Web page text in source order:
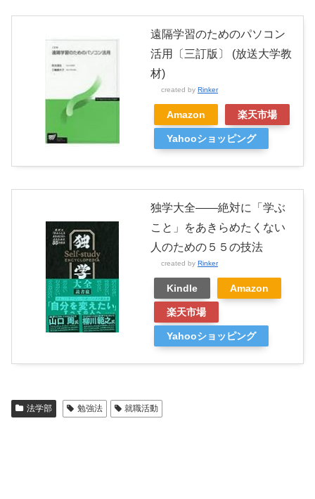
遠隔学習のためのパソコン
活用〔三訂版〕 (放送大学教
材)
created by Rinker
Amazon 楽天市場
Yahooショッピング
独学大全――絶対に「学ぶ
こと」をあきらめたくない
人のための５５の技法
created by Rinker
Kindle Amazon
楽天市場
Yahooショッピング
法学部 勉強法 就職活動